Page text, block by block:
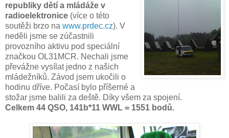
republiky dětí a mládáže v
radioelektronice (více o této
soutěži brzo na www.prdec.cz). V
neděli jsme se zúčastnili
provozního aktivu pod speciální
značkou OL31MCR. Nechali jsme
převážne vysílat jedno z našich
mládežníků. Závod jsem ukočili o
hodinu dříve. Počasí bylo příšerné a
stožar jsme balili za deště. Díky všem za spojení.
Celkem 44 QSO, 141b*11 WWL = 1551 bodů.